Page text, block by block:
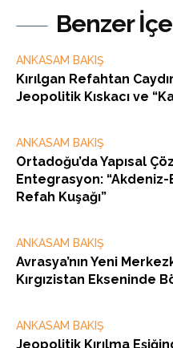
Benzer
ANKASAM BAKIŞ
Kırılgan Refahtan
Jeopolitik Kıskacı ve
ANKASAM BAKIŞ
Ortadoğu’da Yapısal
Entegrasyon:
Refah Kuşağı”
ANKASAM BAKIŞ
Avrasya’nın Yeni
Kırgızistan Ekseninde
ANKASAM BAKIŞ
Jeopolitik Kırılma